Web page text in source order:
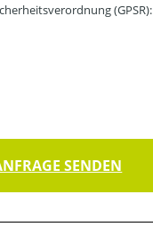
(GPSR):
SENDEN